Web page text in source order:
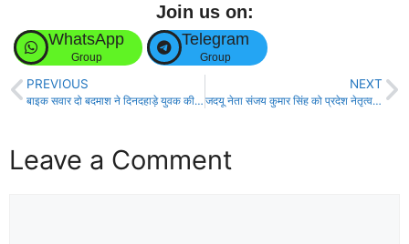
Join us on:
WhatsApp
Group
Telegram
Group
PREVIOUS
बाइक सवार दो बदमाश ने दिनदहाड़े युवक की गोली मार कर हत्या की!
NEXT
जदयू नेता संजय कुमार सिंह को प्रदेश नेतृत्व ने गुरुआ विधानसभा संगठन प्रभारी मनोनीत किया!
Leave a Comment